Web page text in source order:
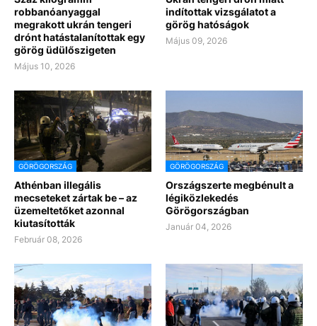
robbanóanyaggal
megrakott ukrán tengeri
drónt hatástalanítottak egy
görög üdülőszigeten
Május 10, 2026
indítottak vizsgálatot a
görög hatóságok
Május 09, 2026
GÖRÖGORSZÁG
Athénban illegális
mecseteket zártak be – az
üzemeltetőket azonnal
kiutasították
Február 08, 2026
GÖRÖGORSZÁG
Országszerte megbénult a
légiközlekedés
Görögországban
Január 04, 2026